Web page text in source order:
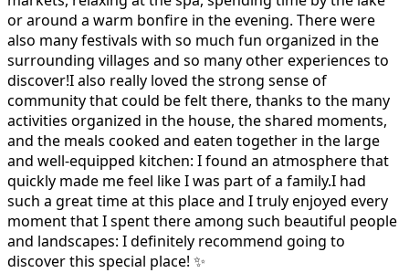
or around a warm bonfire in the evening. There were
also many festivals with so much fun organized in the
surrounding villages and so many other experiences to
discover!I also really loved the strong sense of
community that could be felt there, thanks to the many
activities organized in the house, the shared moments,
and the meals cooked and eaten together in the large
and well-equipped kitchen: I found an atmosphere that
quickly made me feel like I was part of a family.I had
such a great time at this place and I truly enjoyed every
moment that I spent there among such beautiful people
and landscapes: I definitely recommend going to
discover this special place! ✨